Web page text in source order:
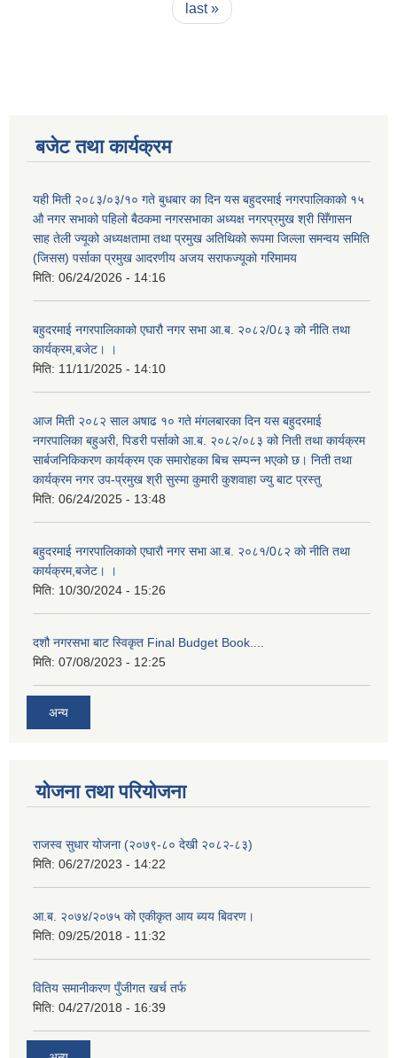
last »
बजेट तथा कार्यक्रम
यही मिती २०८३/०३/१० गते बुधबार का दिन यस बहुदरमाई नगरपालिकाको १५
औ नगर सभाको पहिलो बैठकमा नगरसभाका अध्यक्ष नगरप्रमुख श्री सिँगासन
साह तेली ज्यूको अध्यक्षतामा तथा प्रमुख अतिथिको रूपमा जिल्ला समन्वय समिति
(जिसस) पर्साका प्रमुख आदरणीय अजय सराफज्यूको गरिमामय
मिति: 06/24/2026 - 14:16
बहुदरमाई नगरपालिकाको एघारौ नगर सभा आ.ब. २०८२/0८३ को नीति तथा
कार्यक्रम,बजेट। ।
मिति: 11/11/2025 - 14:10
आज मिती २०८२ साल अषाढ १० गते मंगलबारका दिन यस बहुदरमाई
नगरपालिका बहुअरी, पिडरी पर्साको आ.ब. २०८२/०८३ को निती तथा कार्यक्रम
सार्बजनिकिकरण कार्यक्रम एक समारोहका बिच सम्पन्न भएको छ। निती तथा
कार्यक्रम नगर उप-प्रमुख श्री सुस्मा कुमारी कुशवाहा ज्यु बाट प्रस्तु
मिति: 06/24/2025 - 13:48
बहुदरमाई नगरपालिकाको एघारौ नगर सभा आ.ब. २०८१/0८२ को नीति तथा
कार्यक्रम,बजेट। ।
मिति: 10/30/2024 - 15:26
दशौ नगरसभा बाट स्विकृत Final Budget Book....
मिति: 07/08/2023 - 12:25
अन्य
योजना तथा परियोजना
राजस्व सुधार योजना (२०७९-८० देखी २०८२-८३)
मिति: 06/27/2023 - 14:22
आ.ब. २०७४/२०७५ को एकीकृत आय ब्यय बिवरण।
मिति: 09/25/2018 - 11:32
वितिय समानीकरण पुँजीगत खर्च तर्फ
मिति: 04/27/2018 - 16:39